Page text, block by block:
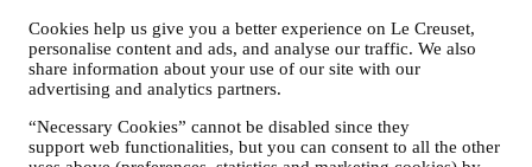
Cookies help us give you a better experience on Le Creuset,
personalise content and ads, and analyse our traffic. We also
share information about your use of our site with our
advertising and analytics partners.
“Necessary Cookies” cannot be disabled since they
support web functionalities, but you can consent to all the other
REORIENTACIÓN / ADAPTACIÓN DE NUESTRAS
OFERTAS Y MEJORA DE LA EXPERIENCIA DEL
CLIENTE Nos gustaría utilizar sus datos para adaptar
nuestros servicios y ofertas a sus necesidades y preferencias
de Le Creuset. Lo haremos analizando sus hábitos o intereses,
por ejemplo, en relación con los productos más vistos, su